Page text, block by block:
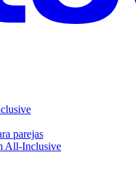
parejas
All-Inclusive